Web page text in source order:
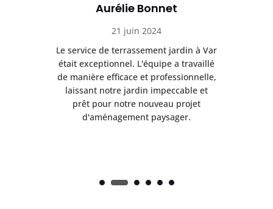
Aurélie Bonnet
21 juin 2024
Le service de terrassement jardin à Var
était exceptionnel. L'équipe a travaillé
de manière efficace et professionnelle,
laissant notre jardin impeccable et
prêt pour notre nouveau projet
d'aménagement paysager.